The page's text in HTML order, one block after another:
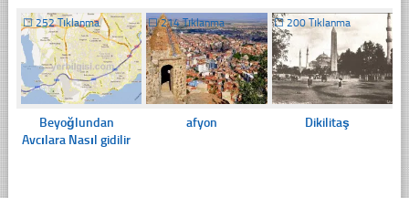
☐252 Tıklanma
Beyoğlundan
Avcılara Nasıl gidilir
☐214 Tıklanma
afyon
☐ 200 Tıklanma
Dikilitaş